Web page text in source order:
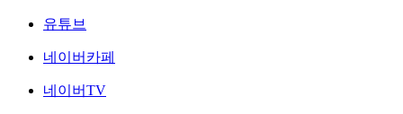
유튜브
네이버카페
네이버TV